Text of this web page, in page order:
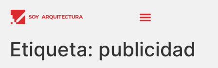
Etiqueta: publicidad